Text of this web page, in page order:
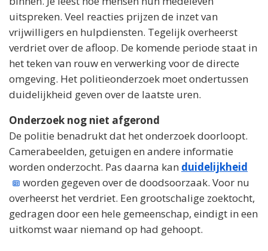
uitspreken. Veel reacties prijzen de inzet van
vrijwilligers en hulpdiensten. Tegelijk overheerst
verdriet over de afloop. De komende periode staat in
het teken van rouw en verwerking voor de directe
omgeving. Het politieonderzoek moet ondertussen
duidelijkheid geven over de laatste uren.
Onderzoek nog niet afgerond
De politie benadrukt dat het onderzoek doorloopt.
Camerabeelden, getuigen en andere informatie
worden onderzocht. Pas daarna kan duidelijkheid
worden gegeven over de doodsoorzaak. Voor nu
overheerst het verdriet. Een grootschalige zoektocht,
gedragen door een hele gemeenschap, eindigt in een
uitkomst waar niemand op had gehoopt.